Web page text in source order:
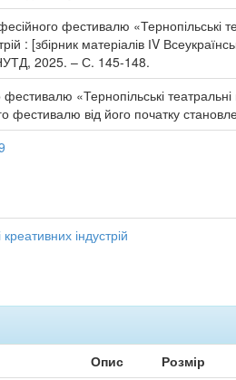
фестивалю «Тернопільські
: [збірник матеріалів ІV
2025. – С. 145-148.
«Тернопільські
фестивалю від його початку
креативних індустрій
Опис Розмір